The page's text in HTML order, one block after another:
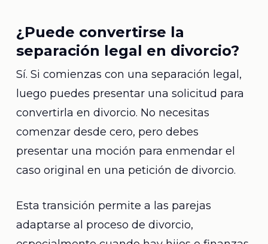
¿Puede convertirse la
separación legal en divorcio?
Sí. Si comienzas con una separación legal,
luego puedes presentar una solicitud para
convertirla en divorcio. No necesitas
comenzar desde cero, pero debes
presentar una moción para enmendar el
caso original en una petición de divorcio.
Esta transición permite a las parejas
adaptarse al proceso de divorcio,